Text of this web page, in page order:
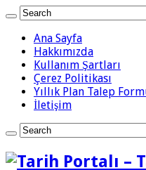
Ana Sayfa
Hakkımızda
Kullanım Şartları
Çerez Politikası
Yıllık Plan Talep
İletişim